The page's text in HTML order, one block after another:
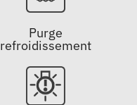
Purge
refroidissement